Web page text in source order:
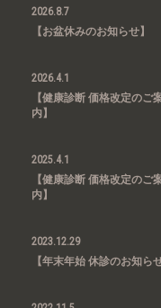
2026.8.7
【お盆休みのお知らせ】
2026.4.1
【健康診断 価格改定のご
内】
2025.4.1
【健康診断 価格改定のご
内】
2023.12.29
【年末年始 休診のお知らせ